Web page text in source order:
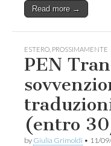
Read more →
ESTERO PROSSIMAMENTE
PEN
(entro
by Giulia Grimoldi • 11/